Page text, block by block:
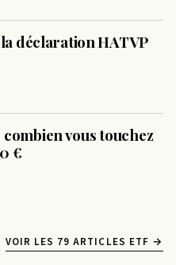
déclaration HATVP
vous touchez
€
VOIR LES 79 ARTICLES ETF →